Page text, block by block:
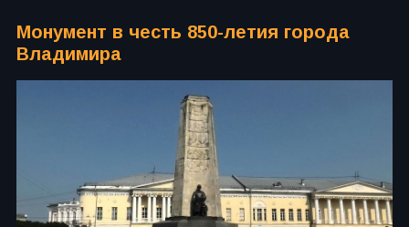
Монумент в честь 850-летия города
Владимира